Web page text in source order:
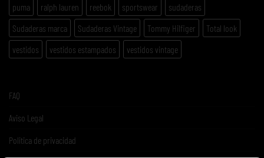
puma
ralph lauren reebok sportswear
sudaderas
Sudaderas marca
Sudaderas Vintage Tommy Hilfiger
Total look
vestidos
vestidos estampados vestidos vintage
FAQ
Aviso Legal
Politica de privacidad